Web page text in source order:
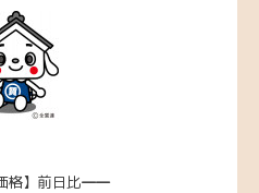
格】前日比――